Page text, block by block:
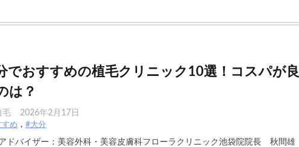
でおすすめの植毛クリニック10選！コスパが良
は？
毛 2026年2月17日
め #大分
ドバイザー：美容外科・美容皮膚科フローラクリニック池袋院院長 秋間雄